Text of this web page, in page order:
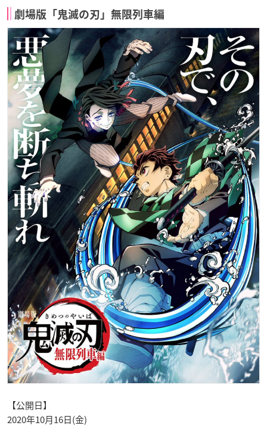
劇場版「鬼滅の刃」無限列車編
【公開日】
2020年10月16日(金)